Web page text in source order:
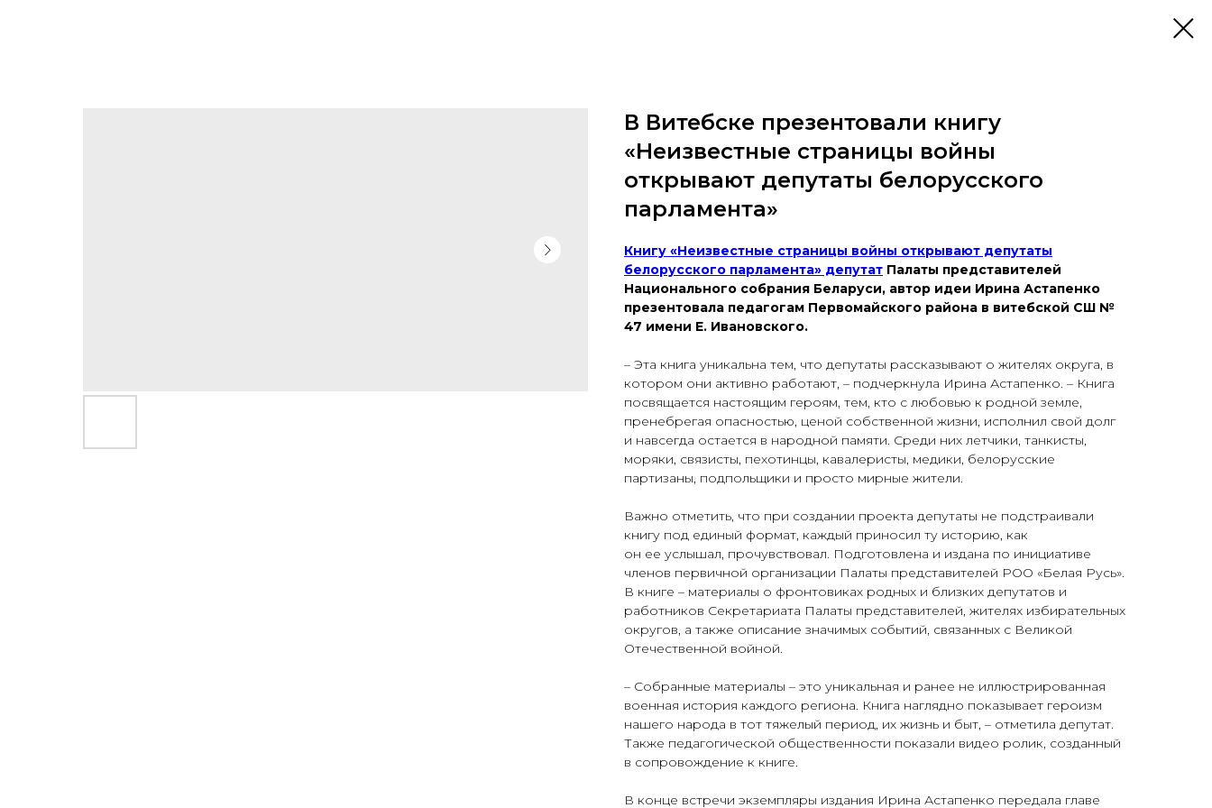
В Витебске презентовали книгу
«Неизвестные страницы войны
открывают депутаты белорусского
парламента»
Книгу «Неизвестные страницы войны открывают депутаты
белорусского парламента» депутат Палаты представителей
Национального собрания Беларуси, автор идеи Ирина Астапенко
презентовала педагогам Первомайского района в витебской СШ №
47 имени Е. Ивановского.
– Эта книга уникальна тем, что депутаты рассказывают о жителях округа, в
котором они активно работают, – подчеркнула Ирина Астапенко. – Книга
посвящается настоящим героям, тем, кто с любовью к родной земле,
пренебрегая опасностью, ценой собственной жизни, исполнил свой долг
и навсегда остается в народной памяти. Среди них летчики, танкисты,
моряки, связисты, пехотинцы, кавалеристы, медики, белорусские
партизаны, подпольщики и просто мирные жители.
Важно отметить, что при создании проекта депутаты не подстраивали
книгу под единый формат, каждый приносил ту историю, как
он ее услышал, прочувствовал. Подготовлена и издана по инициативе
членов первичной организации Палаты представителей РОО «Белая Русь».
В книге – материалы о фронтовиках родных и близких депутатов и
работников Секретариата Палаты представителей, жителях избирательных
округов, а также описание значимых событий, связанных с Великой
Отечественной войной.
– Собранные материалы – это уникальная и ранее не иллюстрированная
военная история каждого региона. Книга наглядно показывает героизм
нашего народа в тот тяжелый период, их жизнь и быт, – отметила депутат.
Также педагогической общественности показали видео ролик, созданный
в сопровождение к книге.
В конце встречи экземпляры издания Ирина Астапенко передала главе